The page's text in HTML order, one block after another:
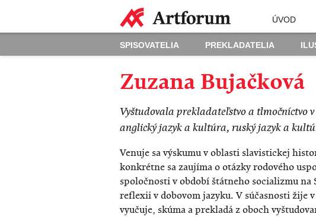
ÚVOD
SPISOVATELIA PREKLADATELIA
Zuzana Bujačková
​Vyštudovala prekladateľstvo a tlmočníctvo
anglický jazyk a kultúra, ruský jazyk a
Venuje sa výskumu v oblasti slavistickej
konkrétne sa zaujíma o otázky rodového
spoločnosti v období štátneho socializmu na
reflexii v dobovom jazyku. V súčasnosti žije
vyučuje, skúma a prekladá z oboch